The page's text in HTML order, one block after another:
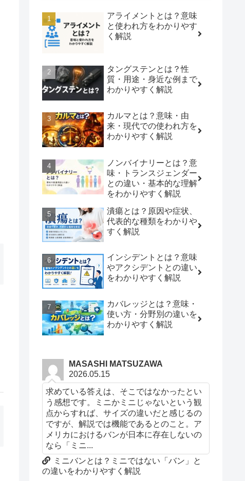
アライメントとは？意味
と使われ方をわかりやす
く解説
タングステンとは？性
質・用途・身近な例まで
わかりやすく解説
カルマとは？意味・由
来・現代での使われ方を
わかりやすく解説
ノンバイナリーとは？意
味・トランスジェンダー
との違い・基本的な理解
をわかりやすく解説
潰瘍とは？原因や症状、
代表的な種類をわかりや
すく解説
インシデントとは？意味
やアクシデントとの違い
をわかりやすく解説
カバレッジとは？意味・
使い方・分野別の違いを
わかりやすく解説
MASASHI MATSUZAWA
2026.05.15
求めている答えは、そこではなかったとい
う感想です。ミニかミニじゃないという観
点からすれば、サイズの違いだと感じるの
ですが、解説では機能であるとのこと。ア
メリカにおけるバンが日本に存在しないの
なら「ミニ...
ミニバンとは？ミニではない「バン」と
の違いをわかりやすく解説